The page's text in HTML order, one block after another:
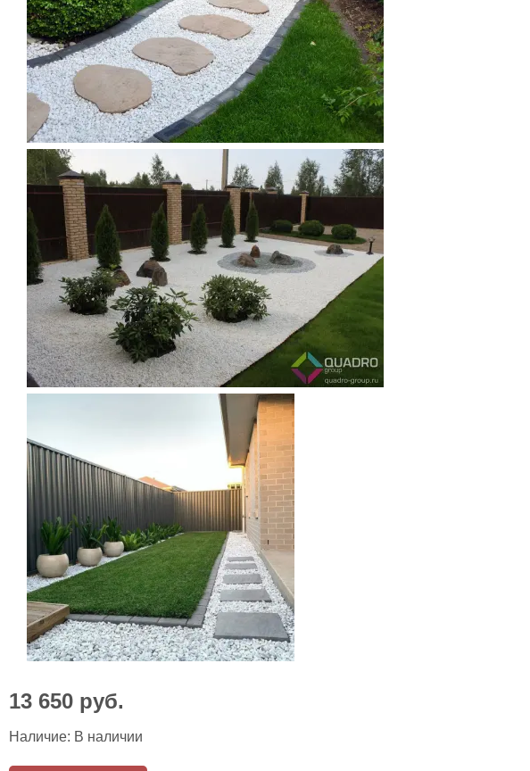
13 650 руб.
Наличие: В наличии